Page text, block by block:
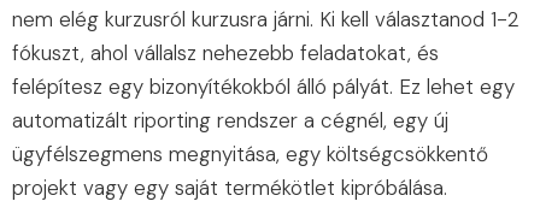
nem elég kurzusról kurzusra járni. Ki kell választanod 1-2
fókuszt, ahol vállalsz nehezebb feladatokat, és
felépítesz egy bizonyítékokból álló pályát. Ez lehet egy
automatizált riporting rendszer a cégnél, egy új
ügyfélszegmens megnyitása, egy költségcsökkentő
projekt vagy egy saját termékötlet kipróbálása.